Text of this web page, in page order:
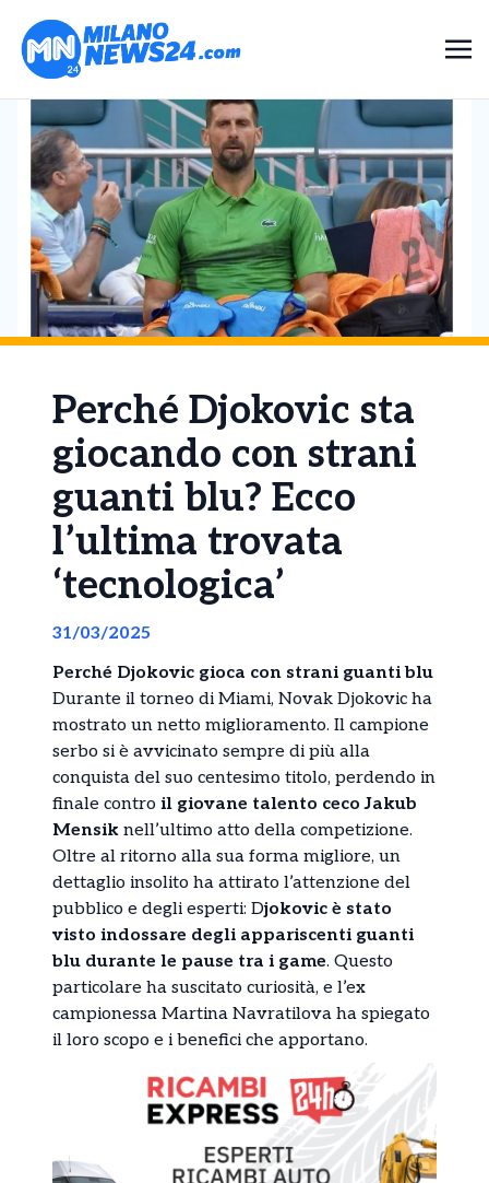
Perché Djokovic sta
giocando con strani
guanti blu? Ecco
l’ultima trovata
‘tecnologica’
31/03/2025
Perché Djokovic gioca con strani guanti blu
Durante il torneo di Miami, Novak Djokovic ha
mostrato un netto miglioramento. Il campione
serbo si è avvicinato sempre di più alla
conquista del suo centesimo titolo, perdendo in
finale contro il giovane talento ceco Jakub
Mensik nell’ultimo atto della competizione.
Oltre al ritorno alla sua forma migliore, un
dettaglio insolito ha attirato l’attenzione del
pubblico e degli esperti: Djokovic è stato
visto indossare degli appariscenti guanti
blu durante le pause tra i game. Questo
particolare ha suscitato curiosità, e l’ex
campionessa Martina Navratilova ha spiegato
il loro scopo e i benefici che apportano.